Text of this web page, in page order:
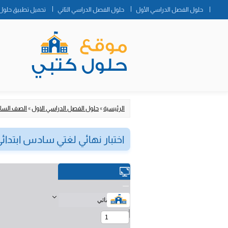
حلول الفصل الدراسي الأول حلول الفصل الدراسي الثاني تحميل تطبيق
الرئيسية»حلول الفصل الدراسي الاول» الصف
اختبار نهائي لغتي سادس ابتدائي ف1